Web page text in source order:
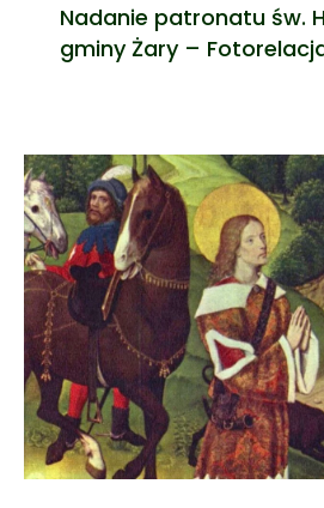
Nadanie patronatu św.
gminy Żary –